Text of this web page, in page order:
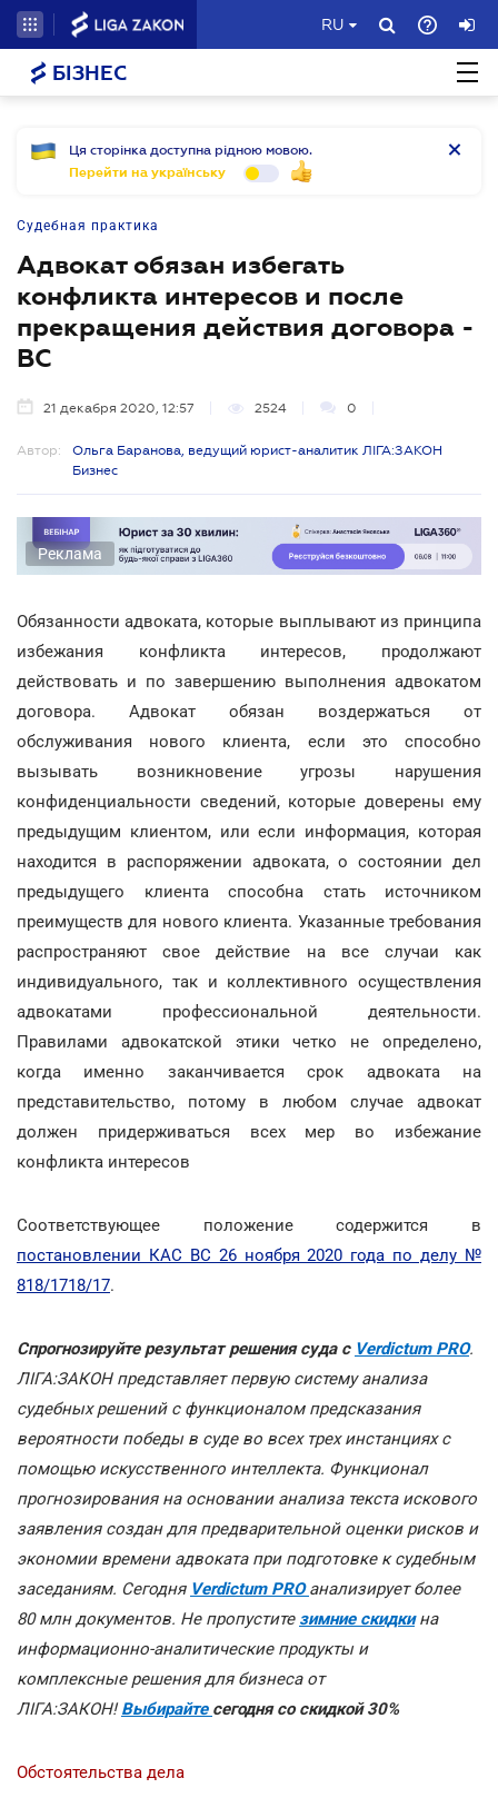
RU
БІЗНЕС
Ця сторінка доступна рідною мовою.
Перейти на українську
Судебная практика
Адвокат обязан избегать
конфликта интересов и после
прекращения действия договора -
ВС
21 декабря 2020, 12:57 2524 0
Автор:
Ольга Баранова, ведущий юрист-аналитик ЛІГА:ЗАКОН
Бизнес
Реклама
Обязанности адвоката, которые выплывают из принципа
избежания конфликта интересов, продолжают
действовать и по завершению выполнения адвокатом
договора. Адвокат обязан воздержаться от
обслуживания нового клиента, если это способно
вызывать возникновение угрозы нарушения
конфиденциальности сведений, которые доверены ему
предыдущим клиентом, или если информация, которая
находится в распоряжении адвоката, о состоянии дел
предыдущего клиента способна стать источником
преимуществ для нового клиента. Указанные требования
распространяют свое действие на все случаи как
индивидуального, так и коллективного осуществления
адвокатами профессиональной деятельности.
Правилами адвокатской этики четко не определено,
когда именно заканчивается срок адвоката на
представительство, потому в любом случае адвокат
должен придерживаться всех мер во избежание
конфликта интересов
Соответствующее положение содержится в
постановлении КАС ВС 26 ноября 2020 года по делу №
818/1718/17.
Спрогнозируйте результат решения суда с Verdictum PRO.
ЛІГА:ЗАКОН представляет первую систему анализа
судебных решений с функционалом предсказания
вероятности победы в суде во всех трех инстанциях с
помощью искусственного интеллекта. Функционал
прогнозирования на основании анализа текста искового
заявления создан для предварительной оценки рисков и
экономии времени адвоката при подготовке к судебным
заседаниям. Сегодня Verdictum PROанализирует более
80 млн документов. Не пропустите зимние скидкина
информационно-аналитические продукты и
комплексные решения для бизнеса от
ЛІГА:ЗАКОН! Выбирайте сегодня со скидкой 30%
Обстоятельства дела